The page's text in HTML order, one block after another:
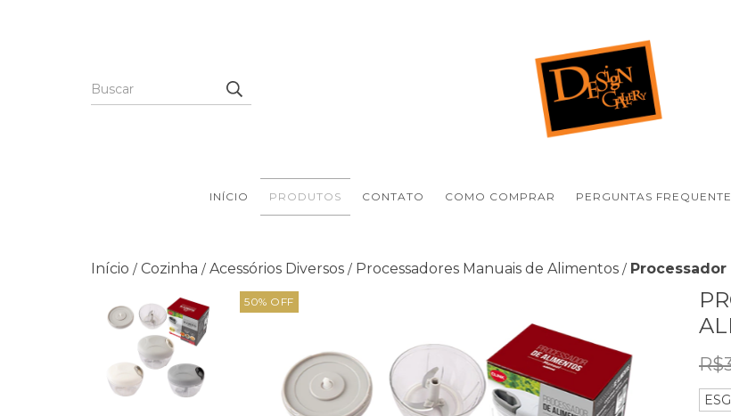
INÍCIO PRODUTOS CONTATO COMO COMPRAR PERGUNTAS
Início / Cozinha / Acessórios Diversos / Processadores Manuais de Alimentos /
50% OFF